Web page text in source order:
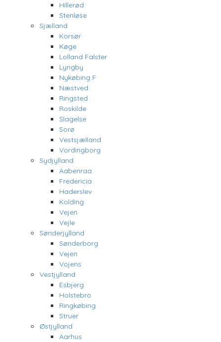
Hillerød
Stenløse
Sjælland
Korsør
Køge
Lolland Falster
Lyngby
Nykøbing F
Næstved
Ringsted
Roskilde
Slagelse
Sorø
Vestsjælland
Vordingborg
Sydjylland
Aabenraa
Fredericia
Haderslev
Kolding
Vejen
Vejle
Sønderjylland
Sønderborg
Vejen
Vojens
Vestjylland
Esbjerg
Holstebro
Ringkøbing
Struer
Østjylland
Aarhus